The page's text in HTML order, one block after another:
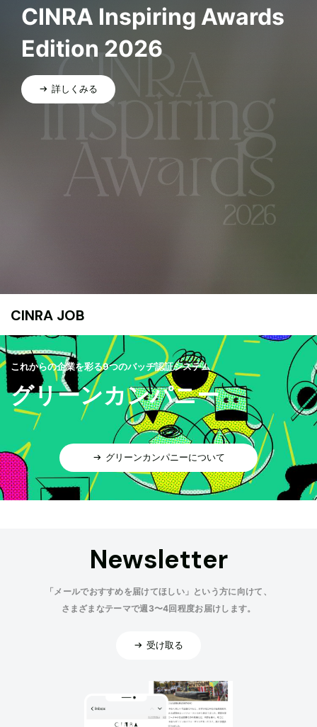
CINRA Inspiring Awards
Edition 2026
詳しくみる
CINRA JOB
これからの企業を彩る9つのバッヂ認証システム
グリーンカンパニー
グリーンカンパニーについて
Newsletter
「メールでおすすめを届けてほしい」という方に向けて、
さまざまなテーマで週3〜4回程度お届けします。
受け取る